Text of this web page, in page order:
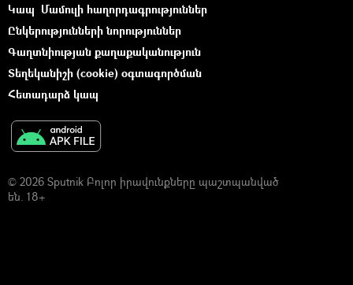
Կապ Մամուլի հաղորդագրություններ
Ընկերությունների նորություններ
Գաղտնիության քաղաքականություն
Տեղեկանիշի (cookie) օգտագործման
Հետադարձ կապ
© 2026 Sputnik Բոլոր իրավունքները պաշտպանված
են. 18+